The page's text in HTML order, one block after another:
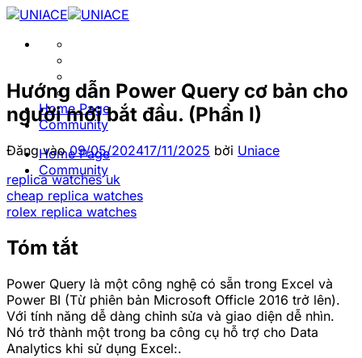
Bỏ
Home Page
Community
Home Page
Community
Hướng dẫn Power Query cơ bản cho
người mới bắt đầu. (Phần I)
Đăng vào09/05/202417/11/2025 bởi Uniace
replica watches uk
cheap replica watches
rolex replica watches
Tóm tắt
Power Query là một công nghệ có sẵn trong Excel và
Power BI (Từ phiên bản Microsoft Officle 2016 trở lên).
Với tính năng dễ dàng chỉnh sửa và giao diện dễ nhìn.
Nó trở thành một trong ba công cụ hỗ trợ cho Data
Analytics khi sử dụng Excel:.